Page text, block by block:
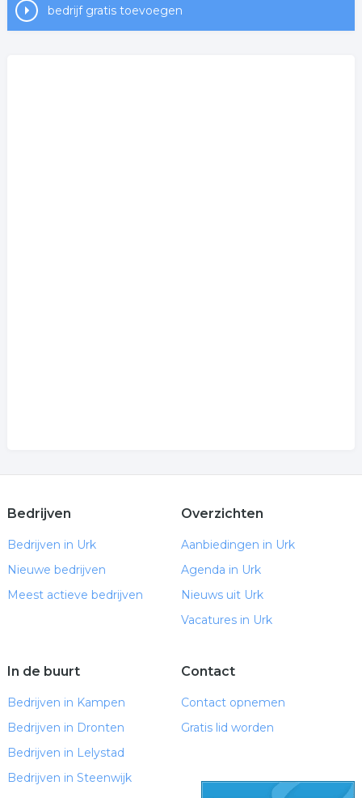
bedrijf gratis toevoegen
Bedrijven
Bedrijven in Urk
Nieuwe bedrijven
Meest actieve bedrijven
Overzichten
Aanbiedingen in Urk
Agenda in Urk
Nieuws uit Urk
Vacatures in Urk
In de buurt
Bedrijven in Kampen
Bedrijven in Dronten
Bedrijven in Lelystad
Bedrijven in Steenwijk
Contact
Contact opnemen
Gratis lid worden